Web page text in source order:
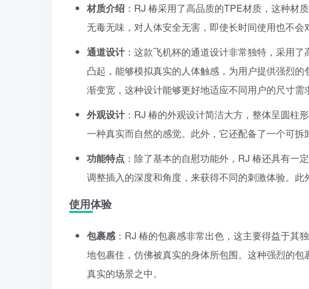
材质介绍 ：RJ 椿采用了高品质的TPE材质，这种材
无毒无味，对人体安全无害，即使长时间使用也不会
通道设计：这款飞机杯的通道设计非常独特，采用
凸起，能够模拟真实的人体触感，为用户提供强烈
渐变宽，这种设计能够更好地适应不同用户的尺寸需
外观设计：RJ 椿的外观设计简洁大方，整体呈圆柱
一种真实而自然的感觉。此外，它还配备了一个可拆
功能特点 ：除了基本的自慰功能外，RJ 椿还具有一
调整插入的深度和角度，来获得不同的刺激体验。此
使用体验
包裹感 ：RJ 椿的包裹感非常出色，这主要得益于其
地包裹住，仿佛被真实的身体所包围。这种强烈的
真实的场景之中。